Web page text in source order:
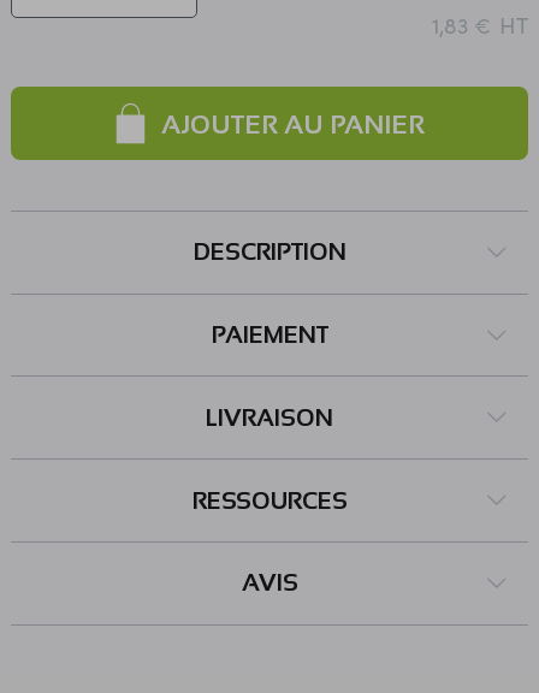
1,83 € HT
AJOUTER AU PANIER
DESCRIPTION
PAIEMENT
LIVRAISON
RESSOURCES
AVIS